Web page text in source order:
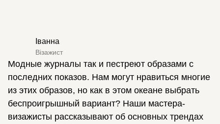
Іванна
Візажист
Модные журналы так и пестреют образами с
последних показов. Нам могут нравиться многие
из этих образов, но как в этом океане выбрать
беспроигрышный вариант? Наши мастера-
визажисты рассказывают об основных трендах